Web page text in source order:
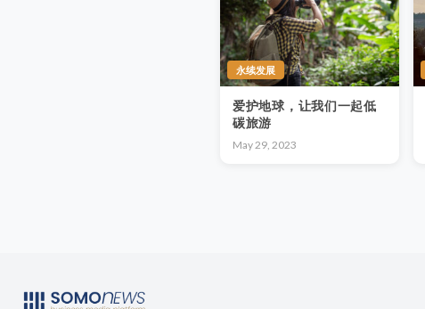
永续发展
爱护地球，让我们一起低
碳旅游
May 29, 2023